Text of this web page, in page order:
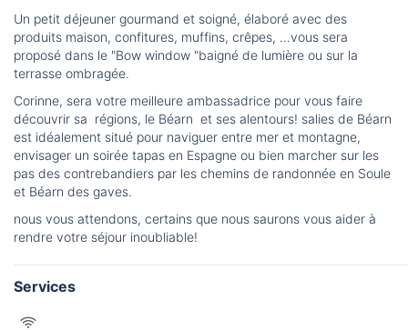
Un petit déjeuner gourmand et soigné, élaboré avec des
produits maison, confitures, muffins, crêpes, …vous sera
proposé dans le "Bow window "baigné de lumière ou sur la
terrasse ombragée.
Corinne, sera votre meilleure ambassadrice pour vous faire
découvrir sa régions, le Béarn et ses alentours! salies de Béarn
est idéalement situé pour naviguer entre mer et montagne,
envisager un soirée tapas en Espagne ou bien marcher sur les
pas des contrebandiers par les chemins de randonnée en Soule
et Béarn des gaves.
nous vous attendons, certains que nous saurons vous aider à
rendre votre séjour inoubliable!
Services